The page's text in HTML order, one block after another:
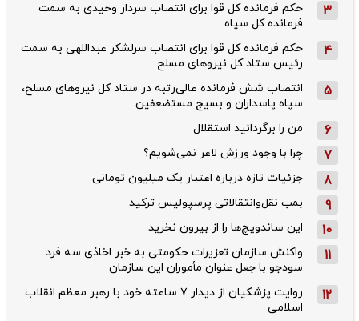
3
حکم فرمانده کل قوا برای انتصاب سردار وحیدی به سمت
فرمانده کل سپاه
4
حکم فرمانده کل قوا برای انتصاب سرلشکر عبداللهی به سمت
رئیس ستاد کل نیروهای مسلح
5
انتصاب شش فرمانده عالی‌رتبه در ستاد کل نیروهای مسلح،
سپاه پاسداران و بسیج مستضعفین
6 من را برگردانید استقلال
7 چرا با وجود ورزش لاغر نمی‌شویم؟
8 جزئیات تازه درباره اعتبار یک میلیون تومانی
9 بمب نقل‌وانتقالاتی پرسپولیس ترکید
10 این ساندویچ‌ها را از بیرون نخرید
11
واکنش سازمان تعزیرات حکومتی به خبر اخاذی سه فرد
سودجو با جعل عنوان مأموران این سازمان
12
روایت پزشکیان از دیدار ۷ ساعته خود با رهبر معظم انقلاب
اسلامی